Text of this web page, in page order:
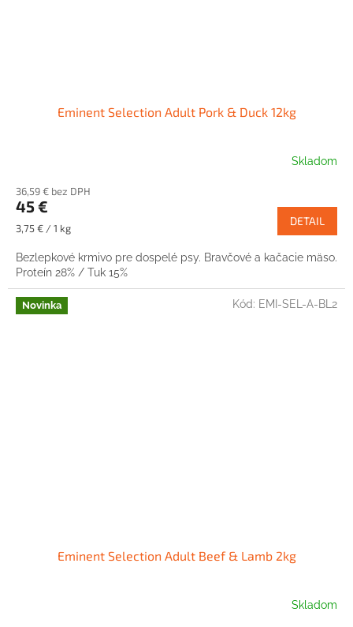
Eminent Selection Adult Pork & Duck 12kg
Skladom
36,59 € bez DPH
45 €
Jednotková
3,75 € / 1 kg
DETAIL
Bezlepkové krmivo pre dospelé psy. Bravčové a kačacie mäso.
Proteín 28% / Tuk 15%
Novinka
Eminent Selection Adult Beef & Lamb 2kg
Skladom
Kód: EMI-SEL-A-BL2